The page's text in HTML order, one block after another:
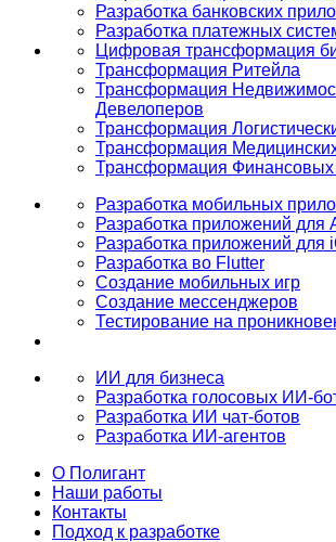
Разработка банковских
Разработка платежных
Цифровая трансформация
Трансформация Ритейла
Трансформация
Девелоперов
Трансформация
Трансформация
Трансформация Финансовых
Разработка мобильных
Разработка приложений для
Разработка приложений для
Разработка во Flutter
Создание мобильных игр
Создание мессенджеров
Тестирование на
ИИ для бизнеса
Разработка голосовых ИИ-
Разработка ИИ чат-ботов
Разработка ИИ-агентов
О Полигант
Наши работы
Контакты
Подход к разработке